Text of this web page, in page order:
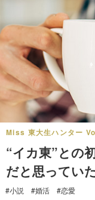
Miss 東大生ハンター
“イカ東”との
だと思ってい
#小説 #婚活 #恋愛